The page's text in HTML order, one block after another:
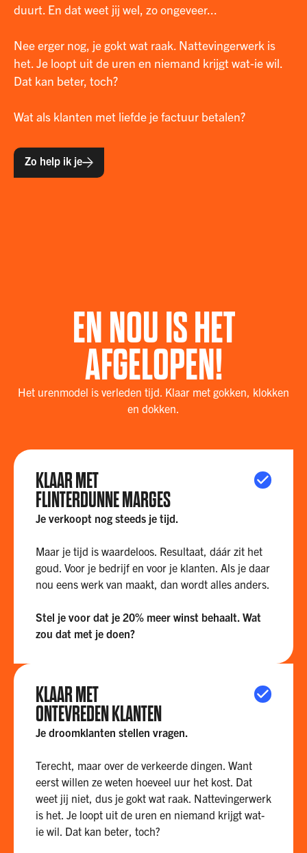
duurt. En dat weet jij wel, zo ongeveer...
Nee erger nog, je gokt wat raak. Nattevingerwerk is
het. Je loopt uit de uren en niemand krijgt wat-ie wil.
Dat kan beter, toch?
Wat als klanten met liefde je factuur betalen?
Zo help ik je
EN NOU IS HET
AFGELOPEN!
Het urenmodel is verleden tijd. Klaar met gokken, klokken
en dokken.
KLAAR MET
FLINTERDUNNE MARGES
Je verkoopt nog steeds je tijd.
Maar je tijd is waardeloos. Resultaat, dáár zit het
goud. Voor je bedrijf en voor je klanten. Als je daar
nou eens werk van maakt, dan wordt alles anders.
Stel je voor dat je 20% meer winst behaalt. Wat
zou dat met je doen?
KLAAR MET
ONTEVREDEN KLANTEN
Je droomklanten stellen vragen.
Terecht, maar over de verkeerde dingen. Want
eerst willen ze weten hoeveel uur het kost. Dat
weet jij niet, dus je gokt wat raak. Nattevingerwerk
is het. Je loopt uit de uren en niemand krijgt wat-
ie wil. Dat kan beter, toch?